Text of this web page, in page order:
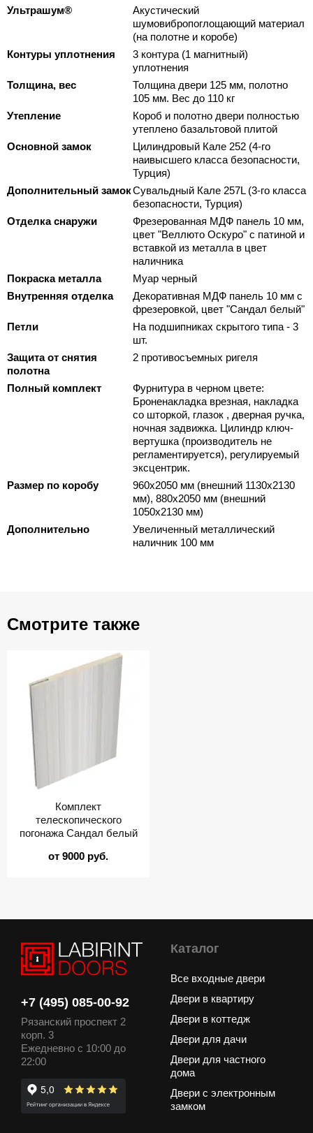
Ультрашум®
Акустический
шумовибропоглощающий материал
(на полотне и коробе)
Контуры уплотнения
3 контура (1 магнитный)
уплотнения
Толщина, вес
Толщина двери 125 мм, полотно
105 мм. Вес до 110 кг
Утепление
Короб и полотно двери полностью
утеплено базальтовой плитой
Основной замок
Цилиндровый Кале 252 (4-го
наивысшего класса безопасности,
Турция)
Дополнительный замокСувальдный Кале 257L (3-го класса
безопасности, Турция)
Отделка снаружи
Фрезерованная МДФ панель 10 мм,
цвет "Веллюто Оскуро" с патиной и
вставкой из металла в цвет
наличника
Покраска металла
Муар черный
Внутренняя отделка
Декоративная МДФ панель 10 мм с
фрезеровкой, цвет "Сандал белый"
Петли
На подшипниках скрытого типа - 3
шт.
Защита от снятия
полотна
2 противосъемных ригеля
Полный комплект
Фурнитура в черном цвете:
Броненакладка врезная, накладка
со шторкой, глазок , дверная ручка,
ночная задвижка. Цилиндр ключ-
вертушка (производитель не
регламентируется), регулируемый
эксцентрик.
Размер по коробу
960х2050 мм (внешний 1130х2130
мм), 880х2050 мм (внешний
1050х2130 мм)
Дополнительно
Увеличенный металлический
наличник 100 мм
Смотрите также
Комплект
телескопического
погонажа Сандал белый
от 9000 руб.
+7 (495) 085-00-92
Рязанский проспект 2
корп. 3
Ежедневно с 10:00 до
22:00
Каталог
Все входные двери
Двери в квартиру
Двери в коттедж
Двери для дачи
Двери для частного
дома
Двери с электронным
замком